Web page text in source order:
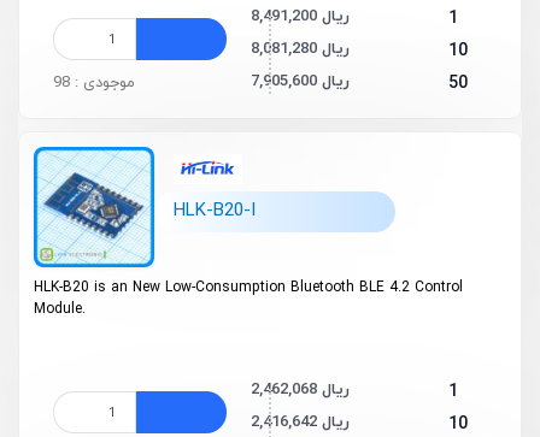
1 8,491,200 ریال
10 8,081,280 ریال
50 7,905,600 ریال موجودی : 98
HLK-B20-I
HLK-B20 is an New Low-Consumption Bluetooth BLE 4.2 Control
Module.
1 2,462,068 ریال
10 2,416,642 ریال